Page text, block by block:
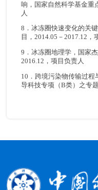
响，国家自然科学基金重
人
8．冰冻圈快速变化的关
目，2014.05－2017.12，
9．冰冻圈地理学，国家
2016.12，项目负责人
10．跨境污染物传输过
导科技专项（B类）之专